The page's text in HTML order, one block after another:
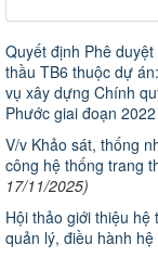
Quyết định Phê
thầu TB6 thuộc dự
vụ xây dựng Chính
Phước giai đoạn
V/v Khảo sát, thống
công hệ thống trang
17/11/2025)
Hội thảo giới thiệu
quản lý, điều hành